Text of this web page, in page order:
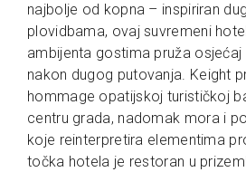
najbolje od kopna – inspiriran
plovidbama, ovaj suvremeni
ambijenta gostima pruža
nakon dugog putovanja. Keight
hommage opatijskoj turističkoj
centru grada, nadomak mora i
koje reinterpretira elementima
točka hotela je restoran u